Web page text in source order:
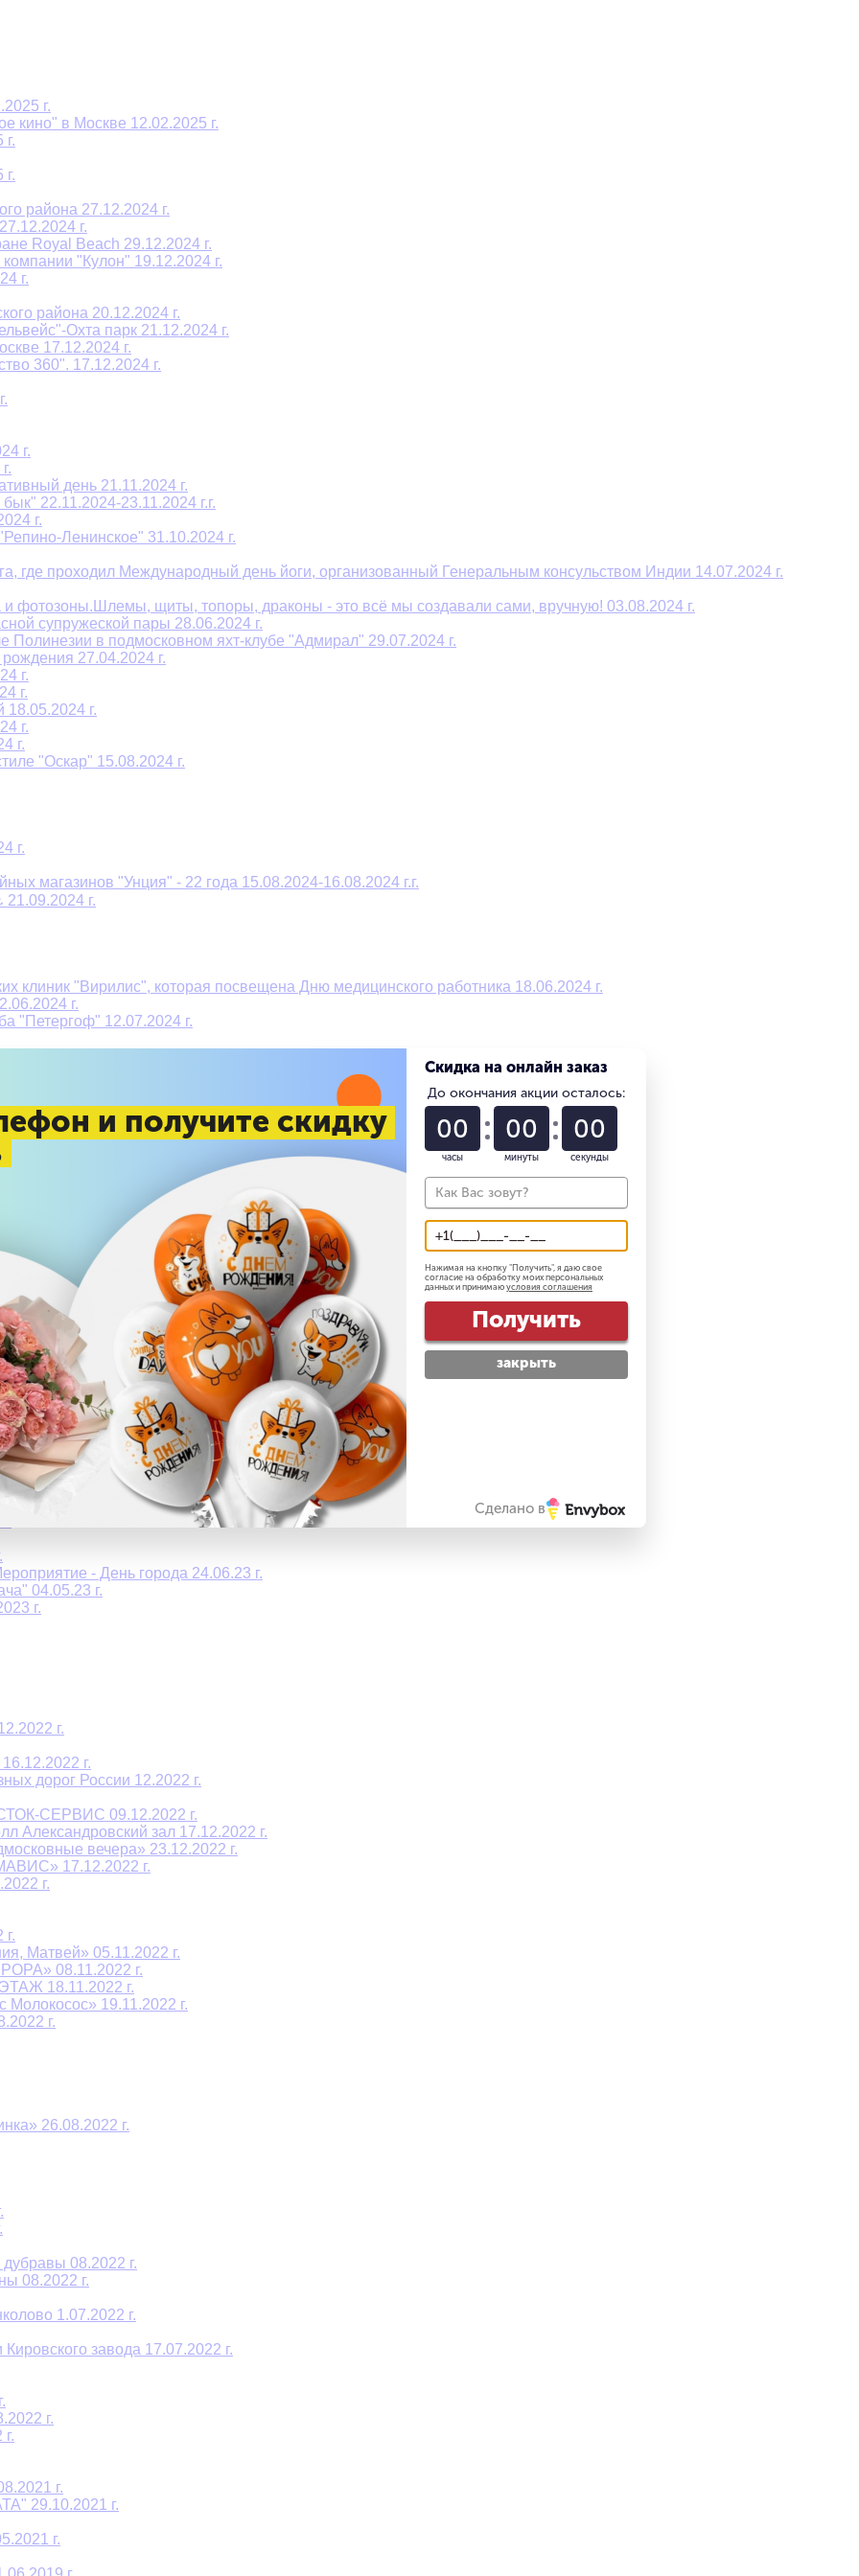
г.
кино" в Москве 12.02.2025 г.
района 27.12.2024 г.
г.
Royal Beach 29.12.2024 г.
"Кулон" 19.12.2024 г.
г.
района 20.12.2024 г.
Охта парк 21.12.2024 г.
17.12.2024 г.
360". 17.12.2024 г.
г.
день 21.11.2024 г.
22.11.2024-23.11.2024 г.г.
г.
Ленинское" 31.10.2024 г.
где проходил Международный день йоги, организованный Генеральным консульством Индии 14.07.2024 г.
и фотозоны.Шлемы, щиты, топоры, драконы - это всё мы создавали сами, вручную! 03.08.2024 г.
супружеской пары 28.06.2024 г.
Полинезии в подмосковном яхт-клубе "Адмирал" 29.07.2024 г.
27.04.2024 г.
г.
г.
г.
г.
г.
"Оскар" 15.08.2024 г.
г.
магазинов "Унция" - 22 года 15.08.2024-16.08.2024 г.г.
г.
клиник "Вирилис", которая посвещена Дню медицинского работника 18.06.2024 г.
г.
"Петергоф" 12.07.2024 г.
магазина "Aura of Bohemia" 08.09.2024 г.
г.
13.01.2024 г.
СПб 15.12.2023 г.
искусству Art Planet 29.10.2023 г.
г.
сортов 16.10.2023 г.
клуб Зенит) 26.09.2023 г.
09.2023 г.
- День города 24.06.23 г.
04.05.23 г.
г.
г.
г.
дорог России 12.2022 г.
СЕРВИС 09.12.2022 г.
Александровский зал 17.12.2022 г.
вечера» 23.12.2022 г.
17.12.2022 г.
г.
Матвей» 05.11.2022 г.
08.11.2022 г.
18.11.2022 г.
19.11.2022 г.
г.
26.08.2022 г.
08.2022 г.
08.2022 г.
1.07.2022 г.
завода 17.07.2022 г.
г.
г.
29.10.2021 г.
г.
и получите скидку
Скидка на онлайн заказ
До окончания акции осталось:
01
часы
22
минуты
57
секунды
Нажимая на кнопку "Получить", я даю свое
согласие на обработку моих персональных
данных и принимаю условия соглашения
Получить
закрыть
Сделано в